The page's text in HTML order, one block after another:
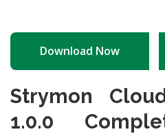
Download Now
Strymon
1.0.0